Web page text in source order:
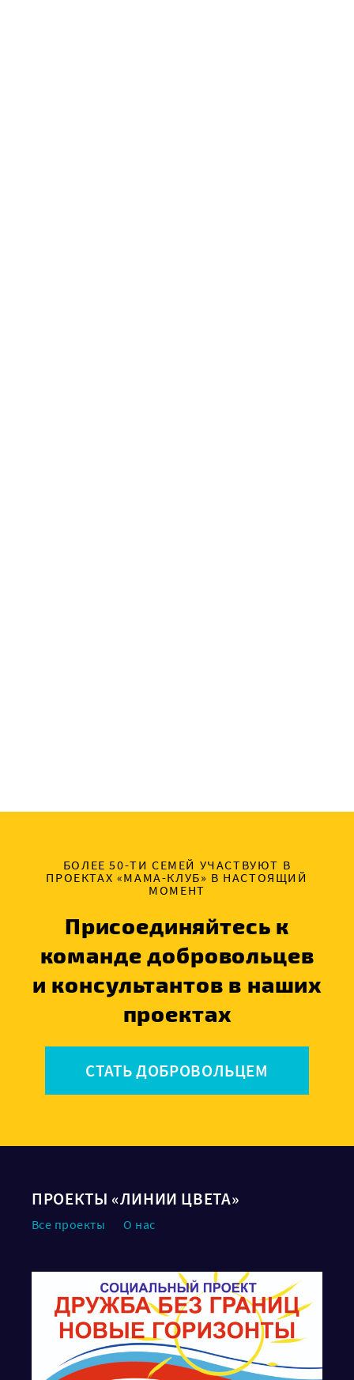
БОЛЕЕ 50-ТИ СЕМЕЙ УЧАСТВУЮТ В
ПРОЕКТАХ «МАМА-КЛУБ» В НАСТОЯЩИЙ
МОМЕНТ
Присоединяйтесь к
команде добровольцев
и консультантов в наших
проектах
СТАТЬ ДОБРОВОЛЬЦЕМ
ПРОЕКТЫ «ЛИНИИ ЦВЕТА»
Все проекты О нас